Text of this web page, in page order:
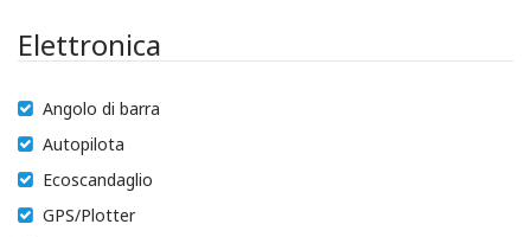
Elettronica
Angolo di barra
Autopilota
Ecoscandaglio
GPS/Plotter